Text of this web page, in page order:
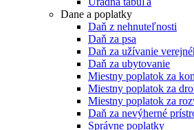
Dane a poplatky
Daň z nehnuteľnosti
Daň za psa
Daň za užívanie
Daň za ubytovanie
Miestny poplatok za
Miestny poplatok za
Miestny poplatok za
Daň za nevýherné
Správne poplatky